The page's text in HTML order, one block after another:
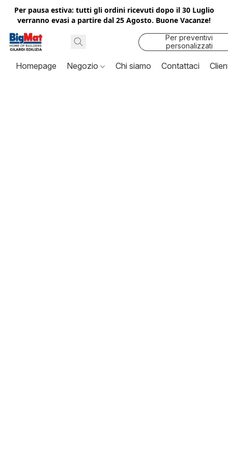
Per pausa estiva: tutti gli ordini ricevuti dopo il 30 Luglio
verranno evasi a partire dal 25 Agosto. Buone Vacanze!
Per preventivi
personalizzati
contattaci
Homepage Negozio Chi siamo Contattaci